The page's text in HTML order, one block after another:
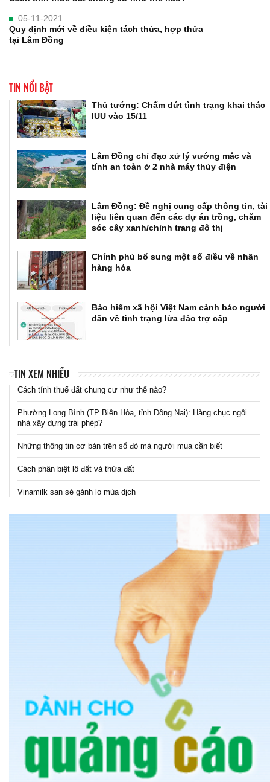
05-11-2021
Quy định mới về điều kiện tách thửa, hợp thửa
tại Lâm Đồng
TIN NỔI BẬT
Thủ tướng: Chấm dứt tình trạng khai thác
IUU vào 15/11
Lâm Đồng chỉ đạo xử lý vướng mắc và
tính an toàn ở 2 nhà máy thủy điện
Lâm Đồng: Đề nghị cung cấp thông tin, tài
liệu liên quan đến các dự án trồng, chăm
sóc cây xanh/chỉnh trang đô thị
Chính phủ bổ sung một số điều về nhãn
hàng hóa
Bảo hiểm xã hội Việt Nam cảnh báo người
dân về tình trạng lừa đảo trợ cấp
TIN XEM NHIỀU
Cách tính thuế đất chung cư như thế nào?
Phường Long Bình (TP Biên Hòa, tỉnh Đồng Nai): Hàng chục ngôi
nhà xây dựng trái phép?
Những thông tin cơ bản trên sổ đỏ mà người mua cần biết
Cách phân biệt lô đất và thửa đất
Vinamilk san sẻ gánh lo mùa dịch